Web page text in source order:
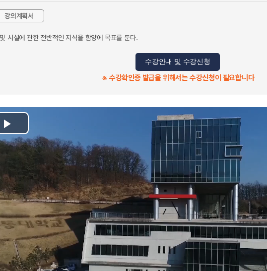
강의계획서
시설에 관한 전반적인 지식을 함양에 목표를 둔다.
수강안내 및 수강신청
※ 수강확인증 발급을 위해서는 수강신청이 필요합니다
Play
Video